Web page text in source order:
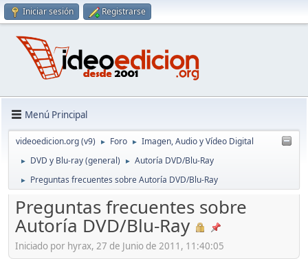
Iniciar sesión Registrarse
Menú Principal
videoedicion.org (v9) ► Foro ► Imagen, Audio y Vídeo Digital
► DVD y Blu-ray (general) ► Autoría DVD/Blu-Ray
► Preguntas frecuentes sobre Autoría DVD/Blu-Ray
Preguntas frecuentes sobre
Autoría DVD/Blu-Ray
Iniciado por hyrax, 27 de Junio de 2011, 11:40:05